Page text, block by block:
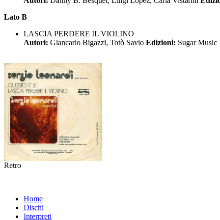
Lato B
LASCIA PERDERE IL VIOLINO
Autori: Giancarlo Bigazzi, Totò Savio Edizioni: Sugar Music
Retro
Home
Dischi
Interpreti